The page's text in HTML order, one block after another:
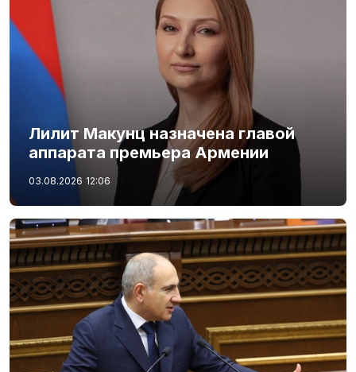
Лилит Макунц назначена главой
аппарата премьера Армении
03.08.2026 12:06